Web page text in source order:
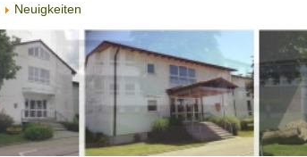
Neuigkeiten